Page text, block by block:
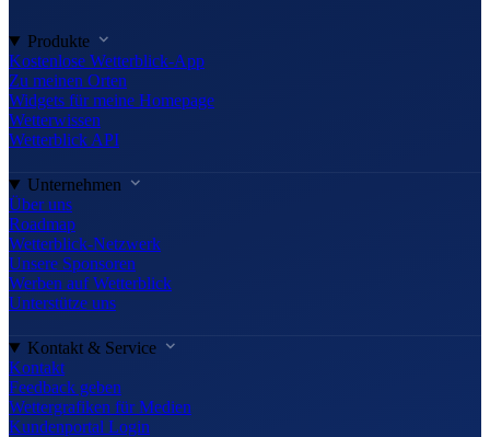
Produkte
Kostenlose Wetterblick-App
Zu meinen Orten
Widgets für meine Homepage
Wetterwissen
Wetterblick API
Unternehmen
Über uns
Roadmap
Wetterblick-Netzwerk
Unsere Sponsoren
Werben auf Wetterblick
Unterstütze uns
Kontakt & Service
Kontakt
Feedback geben
Wettergrafiken für Medien
Kundenportal Login